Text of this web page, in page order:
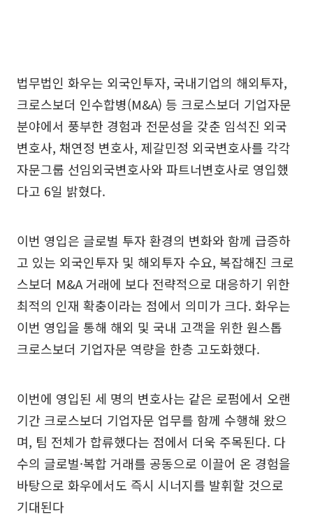
법무법인 화우는 외국인투자, 국내기업의 해외투자,
크로스보더 인수합병(M&A) 등 크로스보더 기업자문
분야에서 풍부한 경험과 전문성을 갖춘 임석진 외국
변호사, 채연정 변호사, 제갈민정 외국변호사를 각각
자문그룹 선임외국변호사와 파트너변호사로 영입했
다고 6일 밝혔다.
이번 영입은 글로벌 투자 환경의 변화와 함께 급증하
고 있는 외국인투자 및 해외투자 수요, 복잡해진 크로
스보더 M&A 거래에 보다 전략적으로 대응하기 위한
최적의 인재 확충이라는 점에서 의미가 크다. 화우는
이번 영입을 통해 해외 및 국내 고객을 위한 원스톱
크로스보더 기업자문 역량을 한층 고도화했다.
이번에 영입된 세 명의 변호사는 같은 로펌에서 오랜
기간 크로스보더 기업자문 업무를 함께 수행해 왔으
며, 팀 전체가 합류했다는 점에서 더욱 주목된다. 다
수의 글로벌·복합 거래를 공동으로 이끌어 온 경험을
바탕으로 화우에서도 즉시 시너지를 발휘할 것으로
기대된다